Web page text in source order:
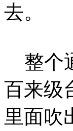
去。
整个
百来级
里面吹